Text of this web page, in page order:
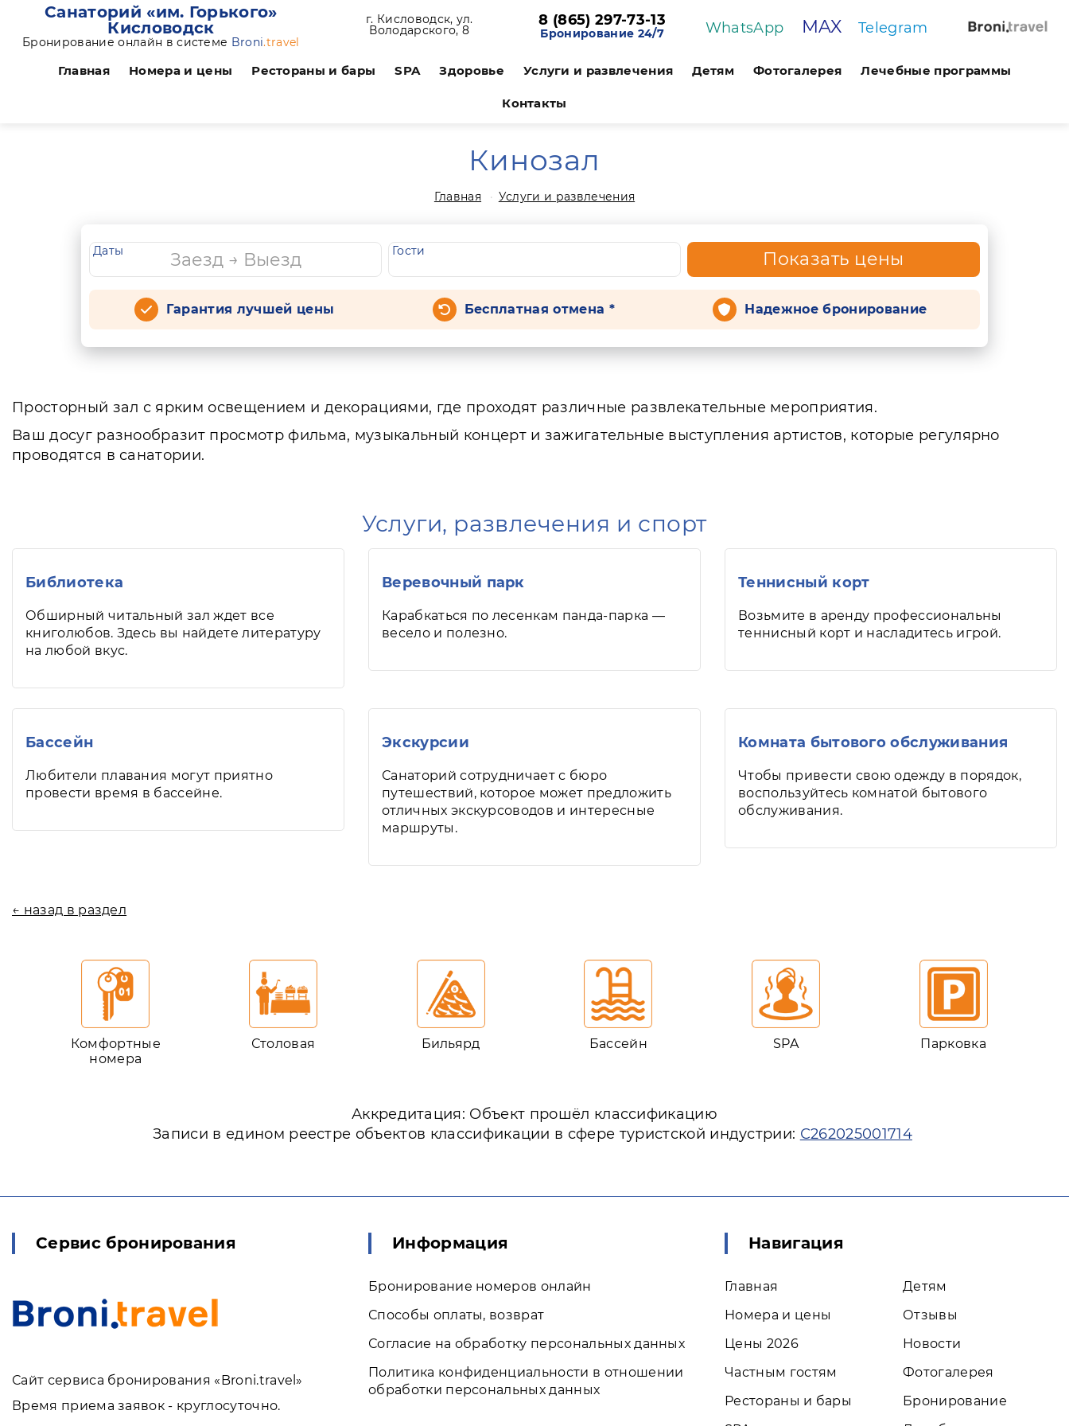
Санаторий «им. Горького»
Кисловодск
Бронирование онлайн в системе Broni.travel
г. Кисловодск, ул.
Володарского, 8
8 (865) 297-73-13
Бронирование 24/7 WhatsApp MAX Telegram
Главная Номера и цены Рестораны и бары SPA Здоровье Услуги и развлечения Детям Фотогалерея Лечебные программы
Контакты
Кинозал
Главная Услуги и развлечения
Даты Гости Показать цены
Гарантия лучшей цены Бесплатная отмена * Надежное бронирование
Просторный зал с ярким освещением и декорациями, где проходят различные развлекательные мероприятия.
Ваш досуг разнообразит просмотр фильма, музыкальный концерт и зажигательные выступления артистов, которые регулярно
проводятся в санатории.
Услуги, развлечения и спорт
Библиотека
Обширный читальный зал ждет все
книголюбов. Здесь вы найдете литературу
на любой вкус.
Веревочный парк
Карабкаться по лесенкам панда-парка —
весело и полезно.
Теннисный корт
Возьмите в аренду профессиональны
теннисный корт и насладитесь игрой.
Бассейн
Любители плавания могут приятно
провести время в бассейне.
Экскурсии
Санаторий сотрудничает с бюро
путешествий, которое может предложить
отличных экскурсоводов и интересные
маршруты.
Комната бытового обслуживания
Чтобы привести свою одежду в порядок,
воспользуйтесь комнатой бытового
обслуживания.
← назад в раздел
Комфортные
номера
Столовая Бильярд Бассейн SPA Парковка
Аккредитация: Объект прошёл классификацию
Записи в едином реестре объектов классификации в сфере туристской индустрии: С262025001714
Сервис бронирования
Сайт сервиса бронирования «Broni.travel»
Время приема заявок - круглосуточно.
Информация
Бронирование номеров онлайн
Способы оплаты, возврат
Согласие на обработку персональных данных
Политика конфиденциальности в отношении
обработки персональных данных
Навигация
Главная
Номера и цены
Цены 2026
Частным гостям
Рестораны и бары
Детям
Отзывы
Новости
Фотогалерея
Бронирование